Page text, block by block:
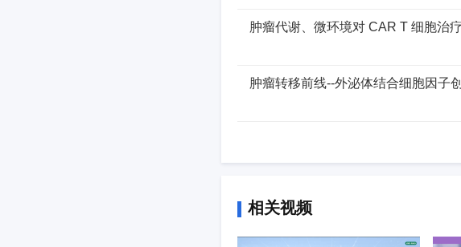
肿瘤代谢、微环境对 CAR T 细胞治
肿瘤转移前线--外泌体结合细胞因子
相关视频